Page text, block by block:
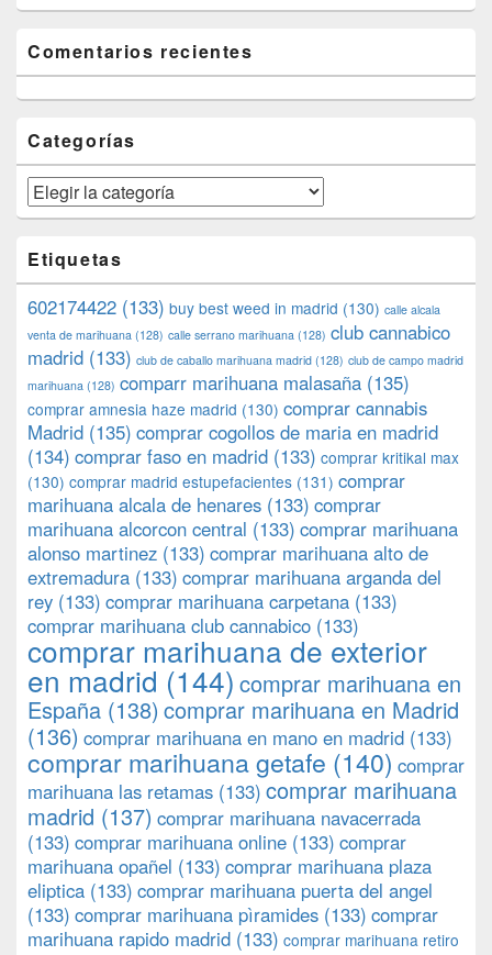
Comentarios recientes
Categorías
Categorías
Etiquetas
602174422 (133) buy best weed in madrid (130) calle alcala
venta de marihuana (128) calle serrano marihuana (128) club cannabico
madrid (133) club de caballo marihuana madrid (128) club de campo madrid
marihuana (128) comparr marihuana malasaña (135)
comprar amnesia haze madrid (130) comprar cannabis
Madrid (135) comprar cogollos de maria en madrid
(134) comprar faso en madrid (133) comprar kritikal max
(130) comprar madrid estupefacientes (131) comprar
marihuana alcala de henares (133) comprar
marihuana alcorcon central (133) comprar marihuana
alonso martinez (133) comprar marihuana alto de
extremadura (133) comprar marihuana arganda del
rey (133) comprar marihuana carpetana (133)
comprar marihuana club cannabico (133)
comprar marihuana de exterior
en madrid (144) comprar marihuana en
España (138) comprar marihuana en Madrid
(136) comprar marihuana en mano en madrid (133)
comprar marihuana getafe (140) comprar
marihuana las retamas (133) comprar marihuana
madrid (137) comprar marihuana navacerrada
(133) comprar marihuana online (133) comprar
marihuana opañel (133) comprar marihuana plaza
eliptica (133) comprar marihuana puerta del angel
(133) comprar marihuana pìramides (133) comprar
marihuana rapido madrid (133) comprar marihuana retiro